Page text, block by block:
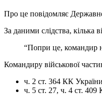
Про це повідомляє
За даними слідства, кілька
“Попри це, командир
Командиру військової
ч. 2 ст. 364 КК
ч. 5 ст. 27, ч. 4 ст.